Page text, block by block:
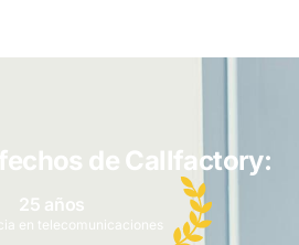
de Callfactory:
25 años
en telecomunicaciones